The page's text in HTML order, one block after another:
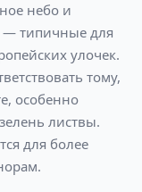
небо и
— типичные для
улочек.
тому,
особенно
листвы.
для более